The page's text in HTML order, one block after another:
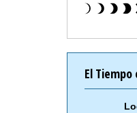
El Tiempo